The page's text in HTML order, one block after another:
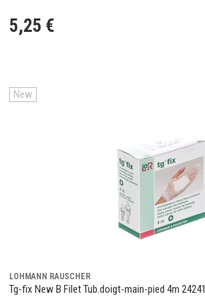
5,25 €
New
LOHMANN RAUSCHER
Tg-fix New B Filet Tub.doigt-main-pied 4m 24241